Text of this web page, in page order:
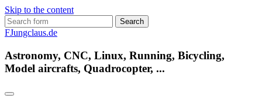
Skip to the content
Search
for:
FJungclaus.de
Astronomy, CNC, Linux, Running, Bicycling,
Model aircrafts, Quadrocopter, ...